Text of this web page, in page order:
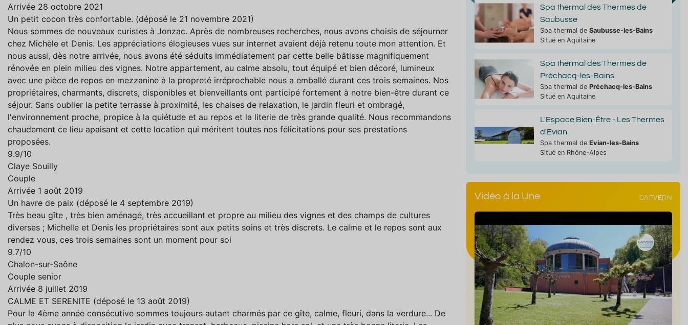
Arrivée 28 octobre 2021
Un petit cocon très confortable. (déposé le 21 novembre 2021)
Nous sommes de nouveaux curistes à Jonzac. Après de nombreuses recherches, nous avons choisis de séjourner
chez Michèle et Denis. Les appréciations élogieuses vues sur internet avaient déjà retenu toute mon attention. Et
nous aussi, dès notre arrivée, nous avons été séduits immédiatement par cette belle bâtisse magnifiquement
rénovée en plein milieu des vignes. Notre appartement, au calme absolu, tout équipé et bien décoré, lumineux
avec une pièce de repos en mezzanine à la propreté irréprochable nous a emballé durant ces trois semaines. Nos
propriétaires, charmants, discrets, disponibles et bienveillants ont participé fortement à notre bien-être durant ce
séjour. Sans oublier la petite terrasse à proximité, les chaises de relaxation, le jardin fleuri et ombragé,
l'environnement proche, propice à la quiétude et au repos et la literie de très grande qualité. Nous recommandons
chaudement ce lieu apaisant et cette location qui méritent toutes nos félicitations pour ses prestations
proposées.
9.9/10
Claye Souilly
Couple
Arrivée 1 août 2019
Un havre de paix (déposé le 4 septembre 2019)
Très beau gîte , très bien aménagé, très accueillant et propre au milieu des vignes et des champs de cultures
diverses ; Michelle et Denis les propriétaires sont aux petits soins et très discrets. Le calme et le repos sont aux
rendez vous, ces trois semaines sont un moment pour soi
9.7/10
Chalon-sur-Saône
Couple senior
Arrivée 8 juillet 2019
CALME ET SERENITE (déposé le 13 août 2019)
Pour la 4ème année consécutive sommes toujours autant charmés par ce gîte, calme, fleuri, dans la verdure... De
Spa thermal des Thermes de
Saubusse
Spa thermal de Saubusse-les-Bains
Situé en Aquitaine
Spa thermal des Thermes de
Préchacq-les-Bains
Spa thermal de Préchacq-les-Bains
Situé en Aquitaine
L'Espace Bien-Être - Les Thermes
d'Evian
Spa thermal de Evian-les-Bains
Situé en Rhône-Alpes
Vidéo à la Une CAPVERN